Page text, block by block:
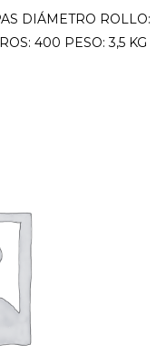
DIÁMETRO ROLLO:
400 PESO: 3,5 KG